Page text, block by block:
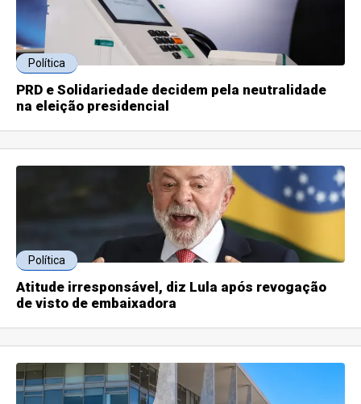
Política
PRD e Solidariedade decidem pela neutralidade
na eleição presidencial
Política
Atitude irresponsável, diz Lula após revogação
de visto de embaixadora